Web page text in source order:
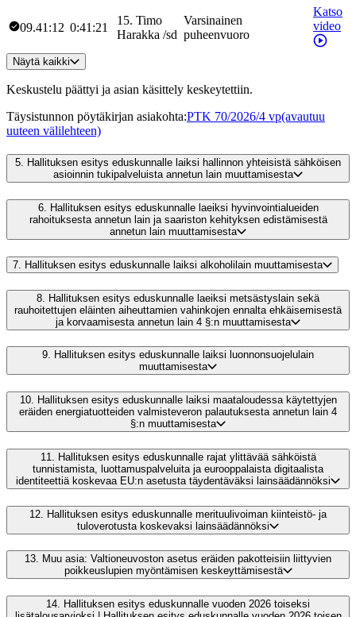
09.41:12 0:41:21
15. Timo
Harakka /sd
Varsinainen
puheenvuoro
Katso
video
Näytä kaikki
Keskustelu päättyi ja asian käsittely keskeytettiin.
Täysistunnon pöytäkirjan asiakohta:PTK 70/2026/4 vp(avautuu
uuteen välilehteen)
5. Hallituksen esitys eduskunnalle laiksi hallinnon yhteisistä sähköisen
asioinnin tukipalveluista annetun lain muuttamisesta
6. Hallituksen esitys eduskunnalle laeiksi hyvinvointialueiden
rahoituksesta annetun lain ja saariston kehityksen edistämisestä
annetun lain muuttamisesta
7. Hallituksen esitys eduskunnalle laiksi alkoholilain muuttamisesta
8. Hallituksen esitys eduskunnalle laeiksi metsästyslain sekä
rauhoitettujen eläinten aiheuttamien vahinkojen ennalta ehkäisemisestä
ja korvaamisesta annetun lain 4 §:n muuttamisesta
9. Hallituksen esitys eduskunnalle laiksi luonnonsuojelulain
muuttamisesta
10. Hallituksen esitys eduskunnalle laiksi maataloudessa käytettyjen
eräiden energiatuotteiden valmisteveron palautuksesta annetun lain 4
§:n muuttamisesta
11.
Hallituksen esitys eduskunnalle rajat ylittävää sähköistä
tunnistamista, luottamuspalveluita ja eurooppalaista digitaalista
identiteettiä koskevaa EU:n asetusta täydentäväksi lainsäädännöksi
12. Hallituksen esitys eduskunnalle merituulivoiman kiinteistö- ja
tuloverotusta koskevaksi lainsäädännöksi
13. Muu asia: Valtioneuvoston asetus eräiden pakotteisiin liittyvien
poikkeuslupien myöntämisen keskeyttämisestä
14.
Hallituksen esitys eduskunnalle vuoden 2026 toiseksi